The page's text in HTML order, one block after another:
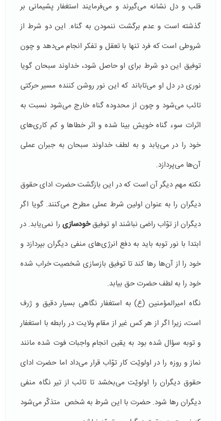
قلب و دل نشانه می‌گیرند و می‌فرمایند استغفار پشیمانی بر
گذشته است و عدم برگشت ننمودن به گناه. این دو شرط از
شروطی است كه فرد تنها با تعقل و تفكر انجام می‌دهد و چون
توفیق این دو شرط برای او حاصل شود، خداوند سبحان گویا
نوری در دل او می‌تاباند كه این نور روشن كننده مسیر حركتی
تائب می‌شود و چون از محدوده گناه خارج می‌شود نسبت به
اثرات سوء گناه خویش بینا شده و اثر خطاها و كم كاری‌های
خود را در می‌یابد و به لطف خداوند سبحان به جبران عملی
آن‌ها می‌پردازد.
نكته مهم دیگر آن است كه در این بازگشت حضرت ادای حقوق
دیگران را به عنوان اولین شرط عملی مطرح می‌كنند. گویا اگر
دیگران از توّاب راضی نباشند او توفیقخودسازی را نمی‌یابد. در
ابتدا با نور توبه باید به دفع انرژی‌های منفی دیگران بپردازد و
خود را از آن‌ها رها كند تا توفیق بازسازی شخصیت خراب شده
خود را به لطف حضرت حق بیابد.
نگاه امیرالمؤمنین (ع) به استغفار نگاهی بسیار دقیق و ژرف
است، زیرا اگر از هر كس غیر از مقام ولایت در رابطه با استغفار
و توبه سؤال شده بود به یقین انجام واجبات فوت شده مانند
نماز و روزه را در اولویّت كار توّاب قرار می‌داد اما حضرت ادای
حقوق دیگران را اولویّت می‌بخشد تا تائب از تیر نگاه منفی
دیگران رها شود. حضرت با این شرط به شخص متذكّر می‌شود